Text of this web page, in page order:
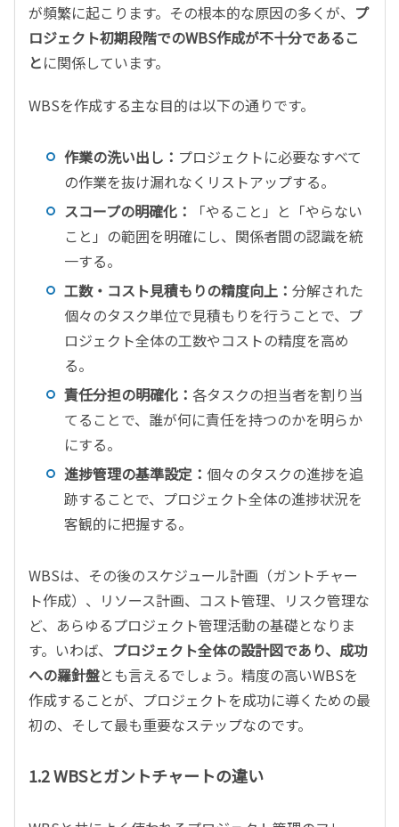
が頻繁に起こります。その根本的な原因の多くが、 プ
ロジェクト初期段階でのWBS作成が不十分であるこ
とに関係しています。
WBSを作成する主な目的は以下の通りです。
作業の洗い出し： プロジェクトに必要なすべて
の作業を抜け漏れなくリストアップする。
スコープの明確化：
「やること」と「やらない
こと」の範囲を明確にし、関係者間の認識を統
一する。
工数・コスト見積もりの精度向上： 分解された
個々のタスク単位で見積もりを行うことで、プ
ロジェクト全体の工数やコストの精度を高め
る。
責任分担の明確化： 各タスクの担当者を割り当
てることで、誰が何に責任を持つのかを明らか
にする。
進捗管理の基準設定： 個々のタスクの進捗を追
跡することで、プロジェクト全体の進捗状況を
客観的に把握する。
WBSは、その後のスケジュール計画（ガントチャー
ト作成）、リソース計画、コスト管理、リスク管理な
ど、あらゆるプロジェクト管理活動の基礎となりま
す。いわば、 プロジェクト全体の設計図であり、成功
への羅針盤とも言えるでしょう。精度の高いWBSを
作成することが、プロジェクトを成功に導くための最
初の、そして最も重要なステップなのです。
1.2 WBSとガントチャートの違い